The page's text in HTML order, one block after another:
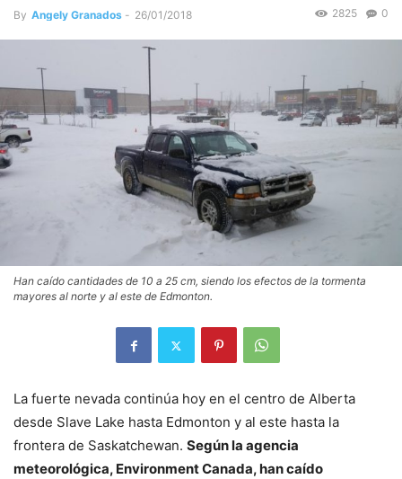
By Angely Granados - 26/01/2018 0
2825
Han caído cantidades de 10 a 25 cm, siendo los efectos de la tormenta
mayores al norte y al este de Edmonton.
La fuerte nevada continúa hoy en el centro de Alberta
desde Slave Lake hasta Edmonton y al este hasta la
frontera de Saskatchewan. Según la agencia
meteorológica, Environment Canada, han caído